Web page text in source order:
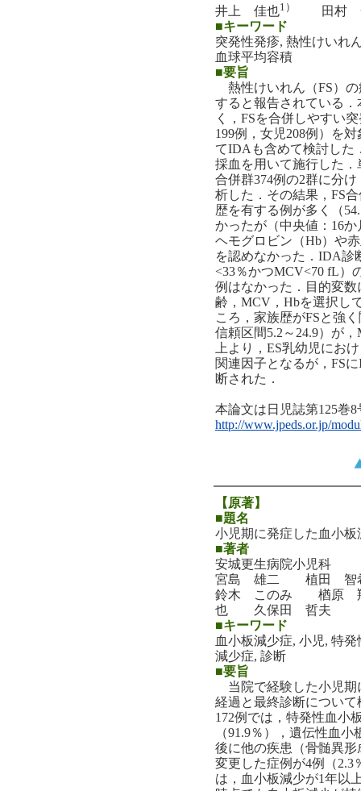
井上 佳也1）
田村
■キーワード
突発性発疹, 熱性けいれ
血球平均容積
■要旨
熱性けいれん（FS）
すると報告されている
く，FSを合併しやすい
199例，女児208例）を
てIDAも含めて検討した
採血を用いて施行した
合併群374例の2群に分
析した．その結果，FS
歴を有する例が多く（
かったが（中央値：16か
ヘモグロビン（Hb）や
を認めなかった．IDA診
<33％かつMCV<70 fL）
例はなかった．目的変
齢，MCV，Hbを選択し
ころ，家族歴がFSと強
信頼区間5.2～24.9）が
上より，ES乳幼児にお
関連因子となるが，FS
断された．
本論文は日児誌第125巻
http://www.jpeds.or.jp/
【原著】
■題名
小児期に発症した血小
■著者
安城更生病院小児科
宮島 雄二 植田
鈴木 このみ 楢
也 久保田 哲夫
■キーワード
血小板減少症, 小児, 特
減少症, 診断
■要旨
当院で経験した小児期
経過と最終診断につい
172例では，特発性血小
（91.9％），遺伝性血
後に他の疾患（骨髄異
変更した症例が4例（2.3
は，血小板減少が1年以